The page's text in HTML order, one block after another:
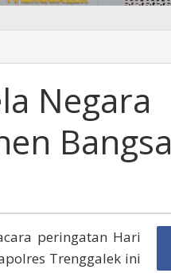
Negara
Bangsa
peringatan Hari
Trenggalek ini